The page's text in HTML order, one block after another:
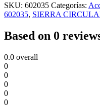
SKU: 602035 Categorías:
602035, SIERRA
Based on 0
0.0 overall
0
0
0
0
0